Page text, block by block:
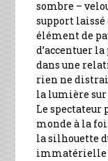
sombre –
support laissé
élément de
d’accentuer
dans une
rien ne
la lumière sur
Le spectateur
monde à la
la silhouette
immatérielle